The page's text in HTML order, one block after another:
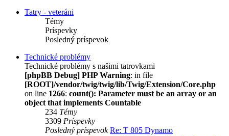
Tatry - veteráni
Témy
Príspevky
Posledný príspevok
Technické problémy
Technické problémy s našimi tatrovkami
[phpBB Debug] PHP Warning: in file
[ROOT]/vendor/twig/twig/lib/Twig/Extension/Core.php
on line 1266: count(): Parameter must be an array or an
object that implements Countable
234 Témy
3309 Príspevky
Posledný príspevok Re: T 805 Dynamo